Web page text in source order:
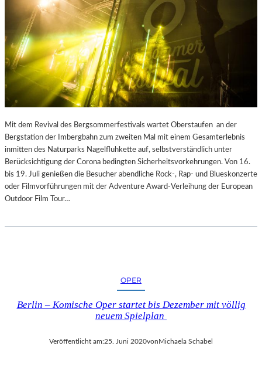
Mit dem Revival des Bergsommerfestivals wartet Oberstaufen an der
Bergstation der Imbergbahn zum zweiten Mal mit einem Gesamterlebnis
inmitten des Naturparks Nagelfluhkette auf, selbstverständlich unter
Berücksichtigung der Corona bedingten Sicherheitsvorkehrungen. Von 16.
bis 19. Juli genießen die Besucher abendliche Rock-, Rap- und Blueskonzerte
oder Filmvorführungen mit der Adventure Award-Verleihung der European
Outdoor Film Tour…
OPER
Berlin – Komische Oper startet bis Dezember mit völlig
neuem Spielplan
Veröffentlicht am:25. Juni 2020vonMichaela Schabel